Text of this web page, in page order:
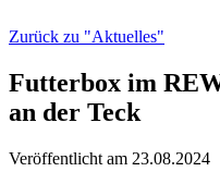
Zurück zu "Aktuelles"
Futterbox im
an der Teck
Veröffentlicht am 23.08.2024